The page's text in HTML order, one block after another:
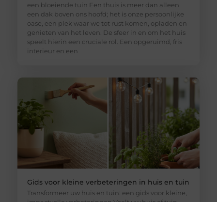
een bloeiende tuin Een thuis is meer dan alleen
een dak boven ons hoofd; het is onze persoonlijke
oase, een plek waar we tot rust komen, opladen en
genieten van het leven. De sfeer in en om het huis
speelt hierin een cruciale rol. Een opgeruimd, fris
interieur en een
Gids voor kleine verbeteringen in huis en tuin
Transformeer uw huis en tuin: een gids voor kleine,